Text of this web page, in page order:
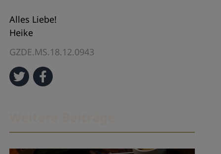
Alles Liebe!
Heike
GZDE.MS.18.12.0943